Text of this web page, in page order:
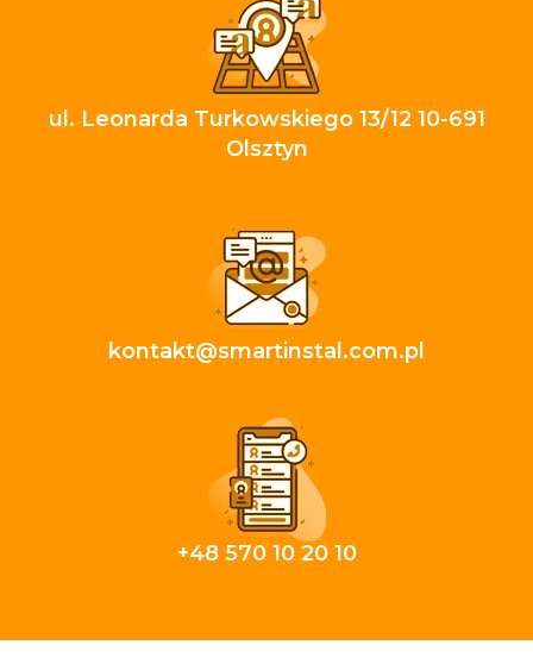
ul. Leonarda Turkowskiego 13/12 10-691
Olsztyn
kontakt@smartinstal.com.pl
+48 570 10 20 10